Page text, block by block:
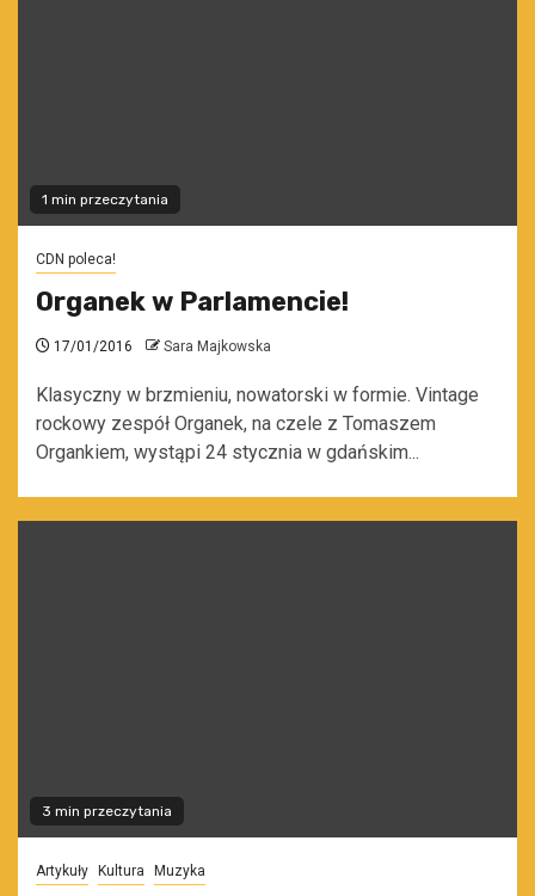
1 min przeczytania
CDN poleca!
Organek w Parlamencie!
17/01/2016 Sara Majkowska
Klasyczny w brzmieniu, nowatorski w formie. Vintage
rockowy zespół Organek, na czele z Tomaszem
Organkiem, wystąpi 24 stycznia w gdańskim...
3 min przeczytania
Artykuły Kultura Muzyka